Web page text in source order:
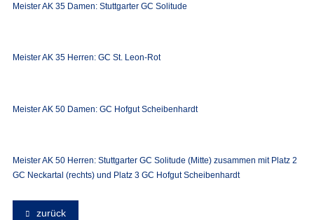
Meister AK 35 Damen: Stuttgarter GC Solitude
Meister AK 35 Herren: GC St. Leon-Rot
Meister AK 50 Damen: GC Hofgut Scheibenhardt
Meister AK 50 Herren: Stuttgarter GC Solitude (Mitte) zusammen mit Platz 2
GC Neckartal (rechts) und Platz 3 GC Hofgut Scheibenhardt
zurück